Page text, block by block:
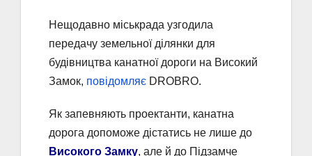
Нещодавно міськрада узгодила
передачу земельної ділянки для
будівництва канатної дороги на Високий
Замок, повідомляє DROBRO.
Як запевняють проектанти, канатна
дорога допоможе дістатись не лише до
Високого Замку, але й до Підзамче